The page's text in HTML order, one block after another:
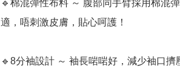
🔹棉混彈性布料 ～ 腹部同手臂採用棉混
適，唔刺激皮膚，貼心呵護！
🔹8分袖設計 ～ 袖長啱啱好，減少袖口擠